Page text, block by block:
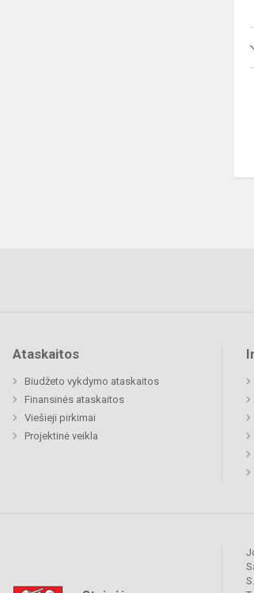
Ataskaitos
Biudžeto vykdymo ataskaitos
Finansinės ataskaitos
Viešieji pirkimai
Projektinė veikla